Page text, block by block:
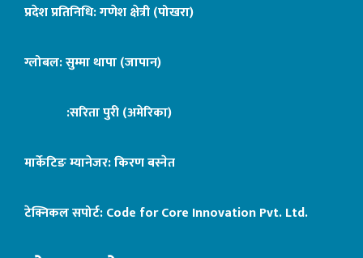
प्रदेश प्रतिनिधि: गणेश क्षेत्री (पोखरा)
ग्लोबल: सुम्मा थापा (जापान)
:सरिता पुरी (अमेरिका)
मार्केटिङ म्यानेजर: किरण बस्नेत
टेक्निकल सपोर्ट:Code for Core Innovation Pvt. Ltd.